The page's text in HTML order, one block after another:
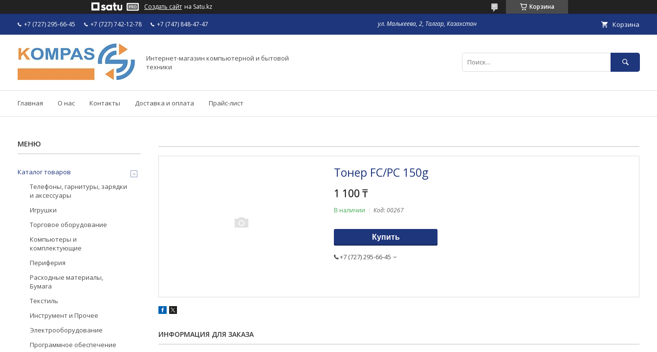
Создать сайт на Satu.kz Корзина
+7 (727) 295-66-45 +7 (727) 742-12-78 +7 (747) 848-47-47 ул. Малькеева, 2, Талгар, Казахстан Корзина
Интернет-магазин компьютерной и бытовой
техники
Главная О нас Контакты Доставка и оплата Прайс-лист
Тонер FC/PC 150g
1 100 ₸
В наличии Код:00267
Купить
+7 (727) 295-66-45
ИНФОРМАЦИЯ ДЛЯ ЗАКАЗА
Каталог товаров
Телефоны, гарнитуры, зарядки
и аксессуары
Игрушки
Торговое оборудование
Компьютеры и
комплектующие
Периферия
Расходные материалы,
Бумага
Текстиль
Инструмент и Прочее
Электрооборудование
Программное обеспечение